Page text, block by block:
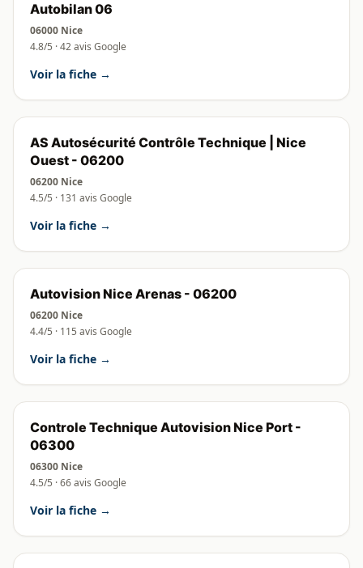
Autobilan 06
06000 Nice
4.8/5 · 42 avis Google
Voir la fiche →
AS Autosécurité Contrôle Technique | Nice
Ouest - 06200
06200 Nice
4.5/5 · 131 avis Google
Voir la fiche →
Autovision Nice Arenas - 06200
06200 Nice
4.4/5 · 115 avis Google
Voir la fiche →
Controle Technique Autovision Nice Port -
06300
06300 Nice
4.5/5 · 66 avis Google
Voir la fiche →